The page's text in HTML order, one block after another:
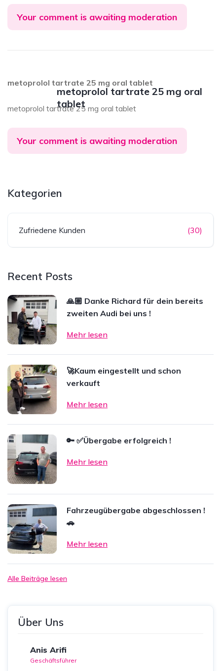
Your comment is awaiting moderation
metoprolol tartrate 25 mg oral
tablet
metoprolol tartrate 25 mg oral tablet
metoprolol tartrate 25 mg oral tablet
Your comment is awaiting moderation
Kategorien
Zufriedene Kunden (30)
Recent Posts
🙏🏼 Danke Richard für dein bereits
zweiten Audi bei uns !
Mehr lesen
🚀Kaum eingestellt und schon
verkauft
Mehr lesen
🔑 ✅Übergabe erfolgreich !
Mehr lesen
Fahrzeugübergabe abgeschlossen !
🚗
Mehr lesen
Alle Beiträge lesen
Über Uns
Anis Arifi
Geschäftsführer